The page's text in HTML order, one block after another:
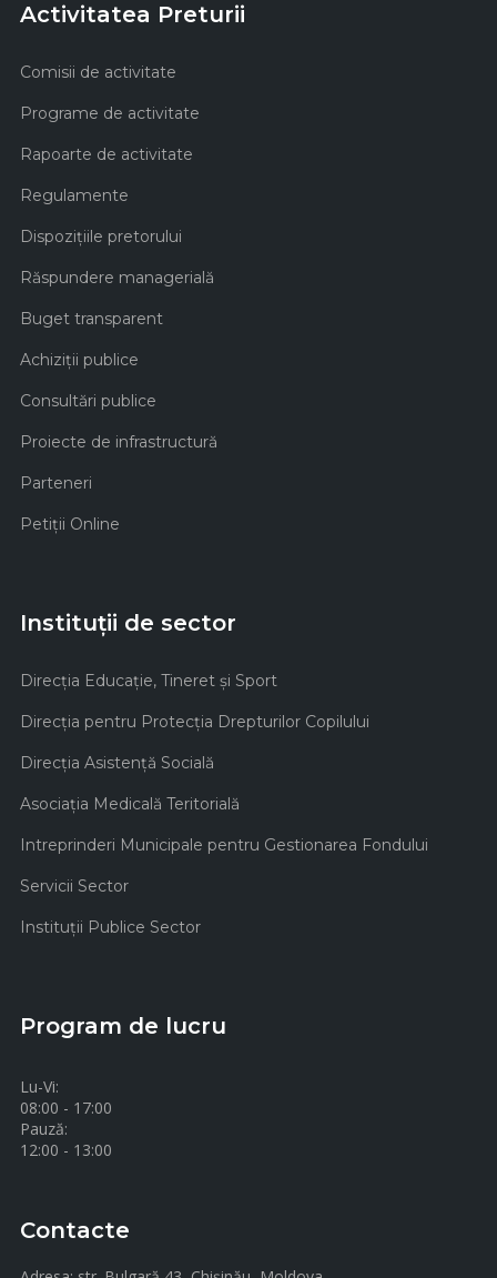
Activitatea Preturii
Comisii de activitate
Programe de activitate
Rapoarte de activitate
Regulamente
Dispozițiile pretorului
Răspundere managerială
Buget transparent
Achiziţii publice
Consultări publice
Proiecte de infrastructură
Parteneri
Petiții Online
Instituții de sector
Direcţia Educaţie, Tineret şi Sport
Direcţia pentru Protecţia Drepturilor Copilului
Direcţia Asistenţă Socială
Asociaţia Medicală Teritorială
Intreprinderi Municipale pentru Gestionarea Fondului
Servicii Sector
Instituţii Publice Sector
Program de lucru
Lu-Vi:
08:00 - 17:00
Pauză:
12:00 - 13:00
Contacte